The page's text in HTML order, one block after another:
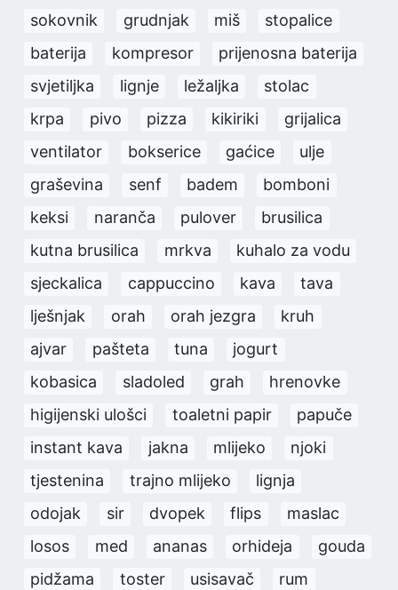
sokovnik
grudnjak miš
stopalice
baterija
kompresor
prijenosna baterija
svjetiljka
lignje ležaljka
stolac
krpa
pivo pizza kikiriki
grijalica
ventilator
bokserice gaćice
ulje
graševina
senf badem
bomboni
keksi
naranča pulover
brusilica
kutna brusilica
mrkva
kuhalo za vodu
sjeckalica
cappuccino kava
tava
lješnjak
orah orah jezgra
kruh
ajvar
pašteta tuna
jogurt
kobasica
sladoled grah
hrenovke
higijenski ulošci
toaletni papir
papuče
instant kava
jakna mlijeko
njoki
tjestenina
trajno mlijeko
lignja
odojak
sir dvopek flips
maslac
losos
med ananas orhideja
gouda
pidžama
toster usisavač
rum